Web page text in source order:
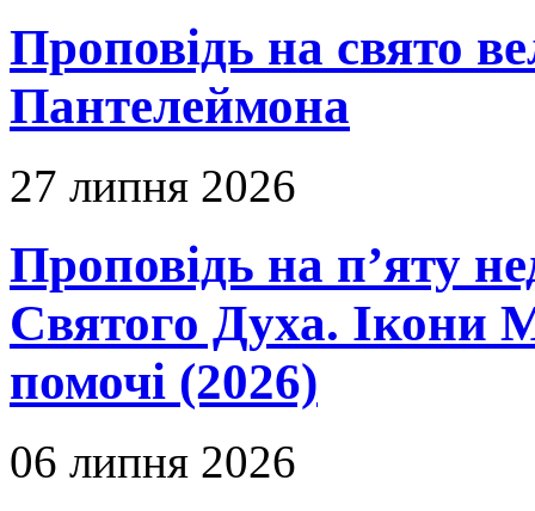
Проповідь на свято
Пантелеймона
27 липня 2026
Проповідь на п’яту
Святого Духа. Ікони
помочі (2026)
06 липня 2026